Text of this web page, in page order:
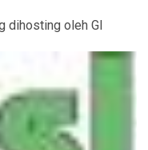
dihosting oleh GI